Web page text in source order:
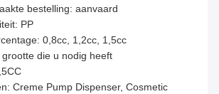
bestelling: aanvaard
PP
0,8cc, 1,2cc, 1,5cc
die u nodig heeft
Creme Pump Dispenser, Cosmetic